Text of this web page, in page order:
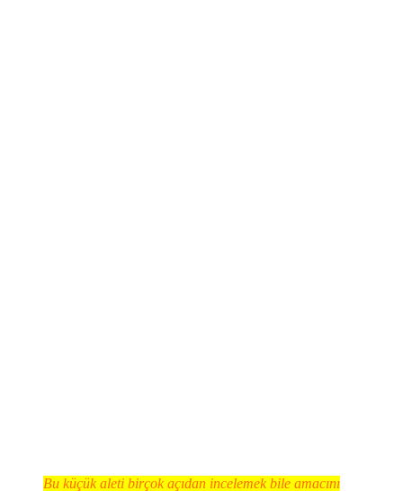
Bu küçük aleti birçok açıdan incelemek bile amacını